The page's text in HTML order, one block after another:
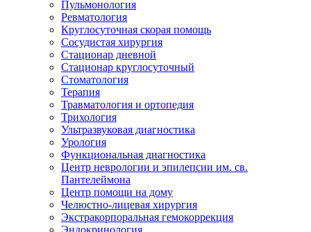
Пульмонология
Ревматология
Круглосуточная скорая помощь
Сосудистая хирургия
Стационар дневной
Стационар круглосуточный
Стоматология
Терапия
Травматология и ортопедия
Трихология
Ультразвуковая диагностика
Урология
Функциональная диагностика
Центр неврологии и эпилепсии им. св.
Пантелеймона
Центр помощи на дому
Челюстно-лицевая хирургия
Экстракорпоральная гемокоррекция
Эндокринология